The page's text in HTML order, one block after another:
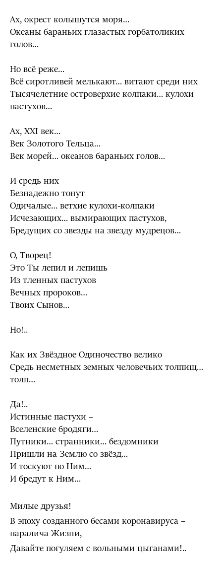
Ах, окрест колышутся моря…
Океаны бараньих глазастых горбатоликих
голов…
Но всё реже…
Всё сиротливей мелькают… витают среди них
Тысячелетние островерхие колпаки… кулохи
пастухов…
Ах, XXI век…
Век Золотого Тельца…
Век морей… океанов бараньих голов…
И средь них
Безнадежно тонут
Одичалые… ветхие кулохи-колпаки
Исчезающих… вымирающих пастухов,
Бредущих со звезды на звезду мудрецов…
О, Творец!
Это Ты лепил и лепишь
Из тленных пастухов
Вечных пророков…
Твоих Сынов…
Но!..
Как их Звёздное Одиночество велико
Средь несметных земных человечьих толпищ…
толп…
Да!..
Истинные пастухи –
Вселенские бродяги…
Путники… странники… бездомники
Пришли на Землю со звёзд…
И тоскуют по Ним…
И бредут к Ним…
Милые друзья!
В эпоху созданного бесами коронавируса –
паралича Жизни,
Давайте погуляем с вольными цыганами!..